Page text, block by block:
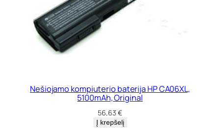
Nešiojamo kompiuterio baterija HP CA06XL,
5100mAh, Original
56,63 €
Į krepšelį